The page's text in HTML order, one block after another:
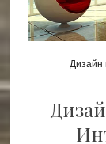
Дизайн